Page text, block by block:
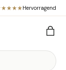
Hervorragend